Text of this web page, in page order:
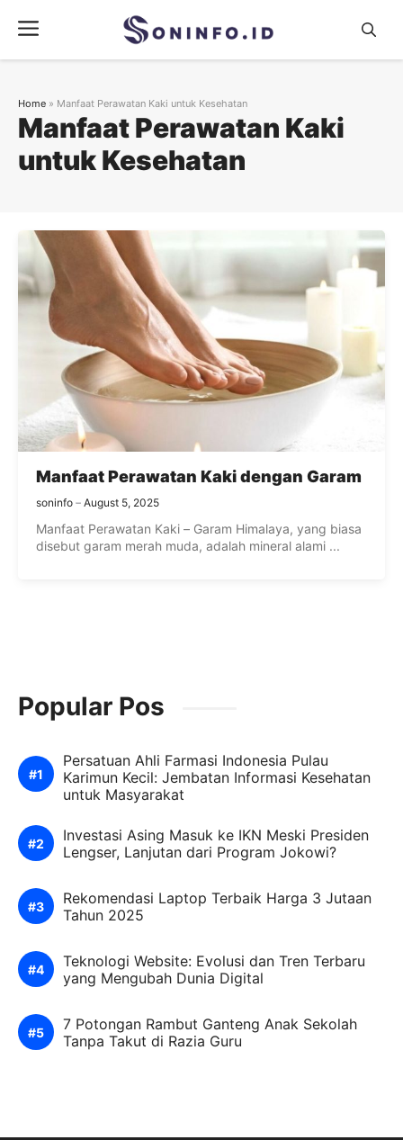
content
Menu
Manfaat Perawatan Kaki
untuk Kesehatan
Home » Manfaat Perawatan Kaki untuk Kesehatan
Manfaat Perawatan Kaki dengan Garam
soninfo August 5, 2025
Manfaat Perawatan Kaki – Garam Himalaya, yang biasa
disebut garam merah muda, adalah mineral alami ...
Popular Pos
Persatuan Ahli Farmasi Indonesia Pulau
Karimun Kecil: Jembatan Informasi Kesehatan
untuk Masyarakat
Investasi Asing Masuk ke IKN Meski Presiden
Lengser, Lanjutan dari Program Jokowi?
Rekomendasi Laptop Terbaik Harga 3 Jutaan
Tahun 2025
Teknologi Website: Evolusi dan Tren Terbaru
yang Mengubah Dunia Digital
7 Potongan Rambut Ganteng Anak Sekolah
Tanpa Takut di Razia Guru